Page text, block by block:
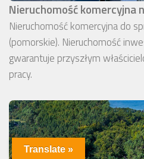
Nieruchomość komercyjna
Nieruchomość komercyjna do
(pomorskie). Nieruchomość
gwarantuje przyszłym
pracy.
Translate »